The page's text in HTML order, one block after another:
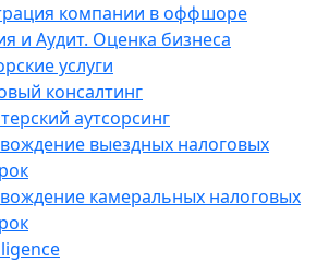
компании в оффшоре
и Аудит. Оценка бизнеса
услуги
консалтинг
аутсорсинг
выездных налоговых
камеральных налоговых